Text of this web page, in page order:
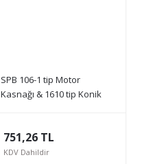
SPB 106-1 tip Motor
Kasnağı & 1610 tip Konik
751,26 TL
KDV Dahildir